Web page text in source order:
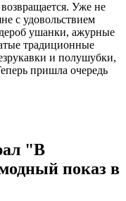
Уже не
с удовольствием
ушанки, ажурные
традиционные
и полушубки,
пришла очередь
"В
показ в